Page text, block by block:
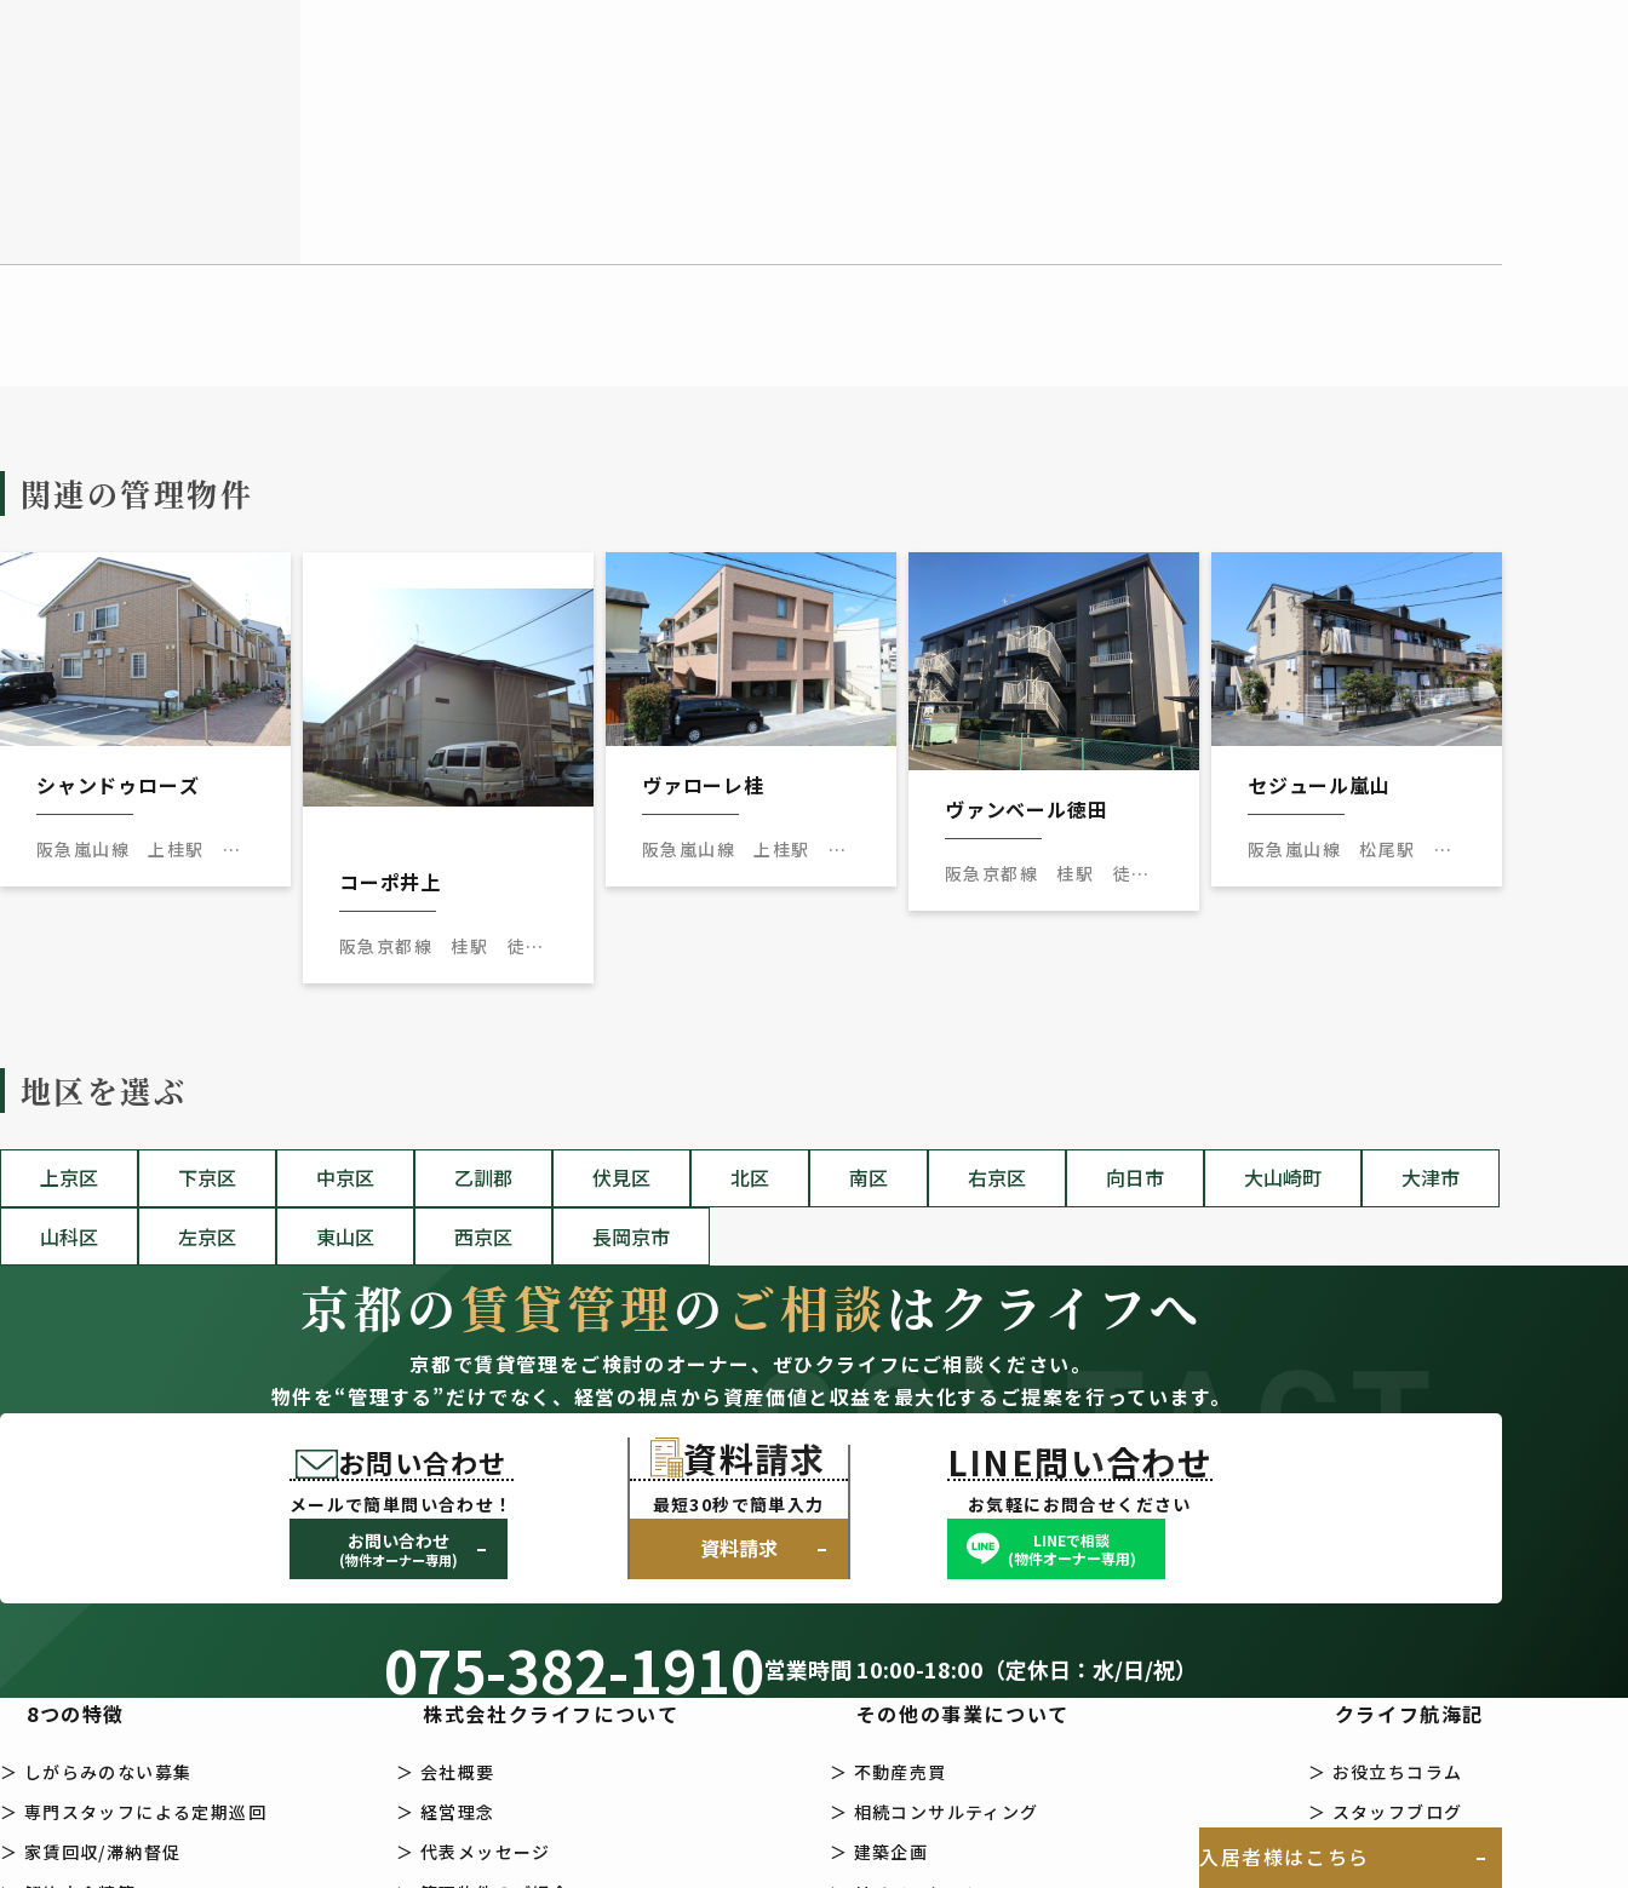
関連の管理物件
シャンドゥローズ
阪急嵐山線 上桂駅 徒
コーポ井上
阪急京都線 桂駅 徒歩8
ヴァローレ桂
阪急嵐山線 上桂駅 徒
ヴァンベール徳田
阪急京都線 桂駅 徒歩
セジュール嵐山
阪急嵐山線 松尾駅 徒
地区を選ぶ
上京区 下京区 中京区 乙訓郡 伏見区 北区 南区 右京区 向日市 大山崎町 大津市
山科区 左京区 東山区 西京区 長岡京市
CONTACT
京都の賃貸管理の ご相談はクライフへ
京都で賃貸管理をご検討のオーナー、 ぜひクライフにご相談ください。
物件を“管理する”だけでなく、経営の視点から資産価値と収益を最大化するご提案を行っています。
お問い合わせ
メールで簡単問い合わせ！
お問い合わせ
(物件オーナー専用)
資料請求
最短30秒で簡単入力
資料請求
LINE問い合わせ
お気軽にお問合せください
LINEで相談
(物件オーナー専用)
075-382-1910営業時間 10:00-18:00（定休日：水/日/祝）
8つの特徴
＞ しがらみのない募集
＞ 専門スタッフによる定期巡回
＞ 家賃回収/滞納督促
株式会社クライフについて
＞ 会社概要
＞ 経営理念
＞ 代表メッセージ
その他の事業について
＞ 不動産売買
＞ 相続コンサルティング
＞ 建築企画
クライフ航海記
＞ お役立ちコラム
＞ スタッフブログ
入居者様はこちら